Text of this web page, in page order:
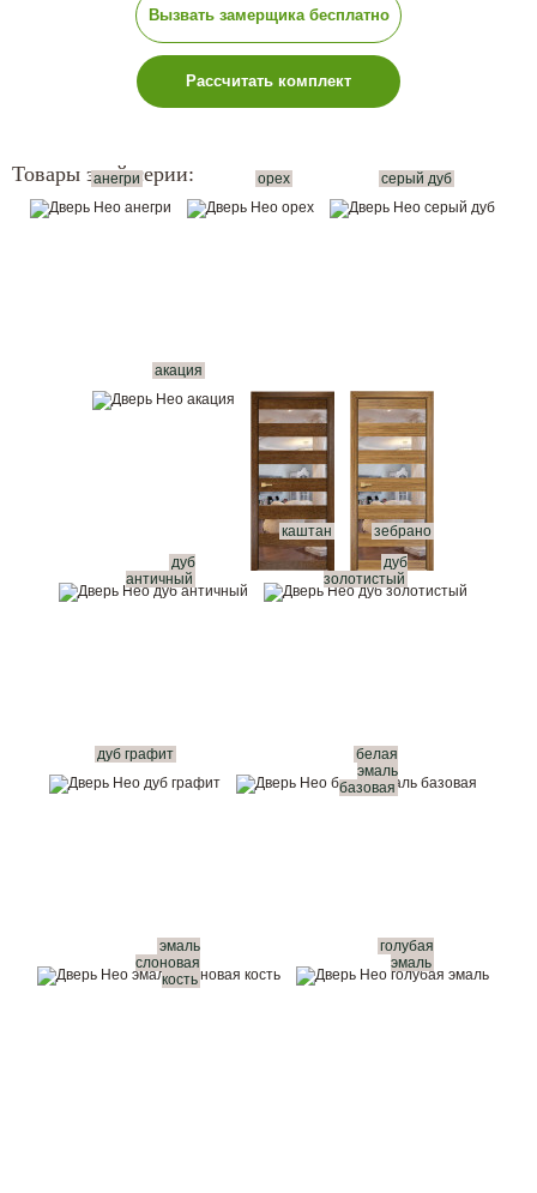
Вызвать замерщика бесплатно
Рассчитать комплект
Товары этой серии:
анегри орех серый дуб
акация
каштан
зебрано
дуб
античный
дуб
золотистый
дуб графит
белая
эмаль
базовая
эмаль
слоновая
кость
голубая
эмаль